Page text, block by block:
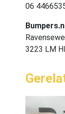
06
3223 LM